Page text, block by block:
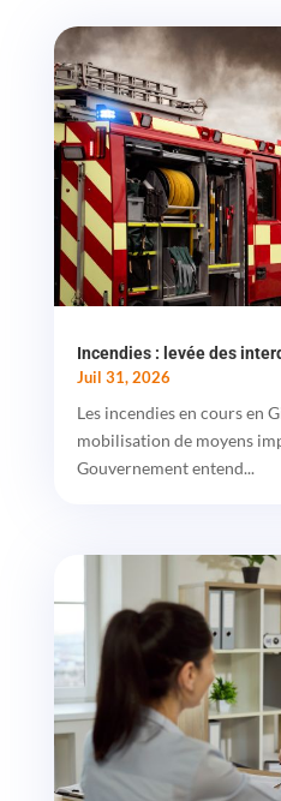
Incendies : levée des
Juil 31, 2026
Les incendies en cours en
mobilisation de moyens
Gouvernement entend...